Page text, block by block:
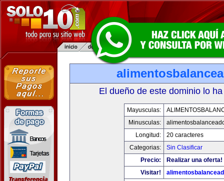
El dueño de este dominio lo
Mayusculas:
Minusculas:
Longitud:
20 caracteres
Categorias:
Sin Clasificar
Precio:
Realizar una oferta!
Visitar!